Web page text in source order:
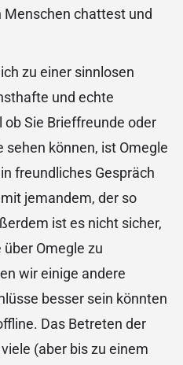
chattest und
zu einer sinnlosen
und echte
Sie Brieffreunde oder
sehen können, ist Omegle
freundliches Gespräch
jemandem, der so
ist es nicht sicher,
Omegle zu
wir einige andere
besser sein könnten
Das Betreten der
(aber bis zu einem